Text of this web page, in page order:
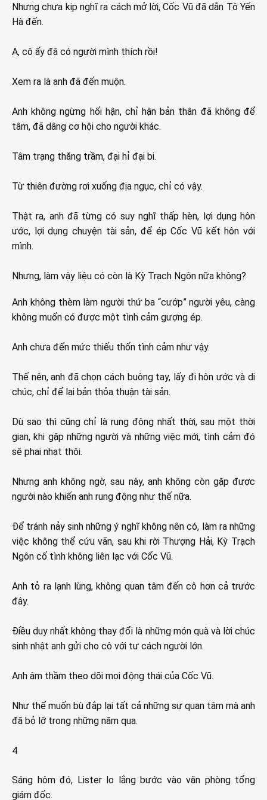
Nhưng chưa kịp nghĩ ra cách mở lời, Cốc Vũ đã dẫn Tô Yến
Hà đến.
A, cô ấy đã có người mình thích rồi!
Xem ra là anh đã đến muộn.
Anh không ngừng hối hận, chỉ hận bản thân đã không để
tâm, đã dâng cơ hội cho người khác.
Tâm trạng thăng trầm, đại hỉ đại bi.
Từ thiên đường rơi xuống địa ngục, chỉ có vậy.
Thật ra, anh đã từng có suy nghĩ thấp hèn, lợi dụng hôn
ước, lợi dụng chuyện tài sản, để ép Cốc Vũ kết hôn với
mình.
Nhưng, làm vậy liệu có còn là Kỳ Trạch Ngôn nữa không?
Anh không thèm làm người thứ ba “cướp” người yêu, càng
không muốn có được một tình cảm gượng ép.
Anh chưa đến mức thiếu thốn tình cảm như vậy.
Thế nên, anh đã chọn cách buông tay, lấy đi hôn ước và di
chúc, chỉ để lại bản thỏa thuận tài sản.
Dù sao thì cũng chỉ là rung động nhất thời, sau một thời
gian, khi gặp những người và những việc mới, tình cảm đó
sẽ phai nhạt thôi.
Nhưng anh không ngờ, sau này, anh không còn gặp được
người nào khiến anh rung động như thế nữa.
Để tránh nảy sinh những ý nghĩ không nên có, làm ra những
việc không thể cứu vãn, sau khi rời Thượng Hải, Kỳ Trạch
Ngôn cố tình không liên lạc với Cốc Vũ.
Anh tỏ ra lạnh lùng, không quan tâm đến cô hơn cả trước
đây.
Điều duy nhất không thay đổi là những món quà và lời chúc
sinh nhật anh gửi cho cô với tư cách người lớn.
Anh âm thầm theo dõi mọi động thái của Cốc Vũ.
Như thể muốn bù đắp lại tất cả những sự quan tâm mà anh
đã bỏ lỡ trong những năm qua.
4
Sáng hôm đó, Lister lo lắng bước vào văn phòng tổng
giám đốc.